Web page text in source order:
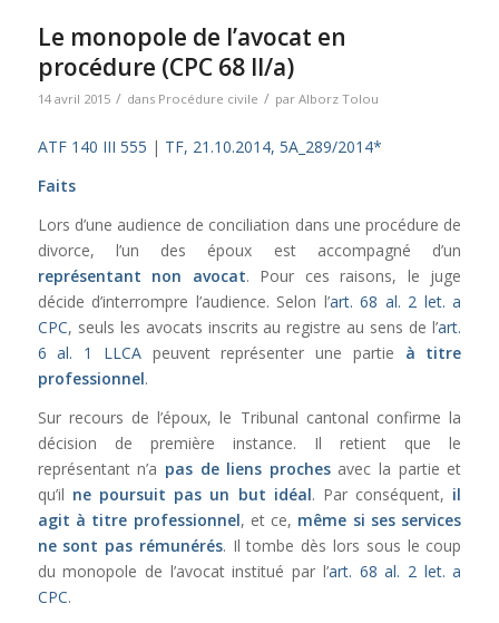
Le monopole de l’avocat en
procédure (CPC 68 II/a)
14 avril 2015 / dans Procédure civile / par Alborz Tolou
ATF 140 III 555 | TF, 21.10.2014, 5A_289/2014*
Faits
Lors d’une audience de conciliation dans une procédure de
divorce, l’un des époux est accompagné d’un
représentant non avocat. Pour ces raisons, le juge
décide d’interrompre l’audience. Selon l’art. 68 al. 2 let. a
CPC, seuls les avocats inscrits au registre au sens de l’art.
6 al. 1 LLCApeuvent représenter une partie à titre
professionnel.
Sur recours de l’époux, le Tribunal cantonal confirme la
décision de première instance. Il retient que le
représentant n’a pas de liens prochesavec la partie et
qu’il ne poursuit pas un but idéal. Par conséquent, il
agit à titre professionnel, et ce, même si ses services
ne sont pas rémunérés. Il tombe dès lors sous le coup
du monopole de l’avocat institué par l’art. 68 al. 2 let. a
CPC.